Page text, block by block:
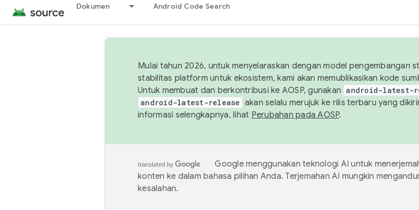
Dokumen Android Code Search
Mulai tahun 2026, untuk menyelaraskan dengan model pengembangan
stabilitas platform untuk ekosistem, kami akan memublikasikan kode
Untuk membuat dan berkontribusi ke AOSP, gunakan android-latest-
android-latest-release akan selalu merujuk ke rilis terbaru yang
informasi selengkapnya, lihat Perubahan pada AOSP.
Google menggunakan teknologi AI untuk
konten ke dalam bahasa pilihan Anda. Terjemahan AI mungkin
kesalahan.